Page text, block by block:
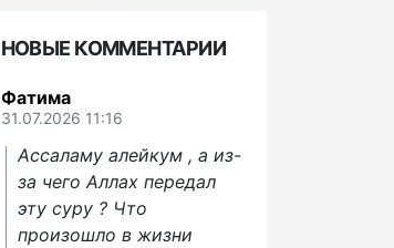
НОВЫЕ КОММЕНТАРИИ
Фатима
31.07.2026 11:16
Ассаламу алейкум , а из-
за чего Аллах передал
эту суру ? Что
произошло в жизни